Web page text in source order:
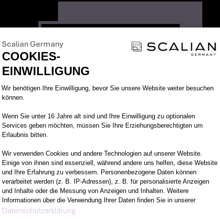
EMRE KÖKSALAN
Empowerment meets passion
Scalian Germany
COOKIES-
EINWILLIGUNG
Einwilligungsmanagementplattform:
Wir benötigen Ihre Einwilligung, bevor Sie unsere Website weiter besuchen
können.
Wenn Sie unter 16 Jahre alt sind und Ihre Einwilligung zu optionalen
Services geben möchten, müssen Sie Ihre Erziehungsberechtigten um
Erlaubnis bitten.
Wir verwenden Cookies und andere Technologien auf unserer Website.
Einige von ihnen sind essenziell, während andere uns helfen, diese Website
und Ihre Erfahrung zu verbessern. Personenbezogene Daten können
verarbeitet werden (z. B. IP-Adressen), z. B. für personalisierte Anzeigen
und Inhalte oder die Messung von Anzeigen und Inhalten. Weitere
Informationen über die Verwendung Ihrer Daten finden Sie in unserer
Datenschutzerklärung
Axeptio consent